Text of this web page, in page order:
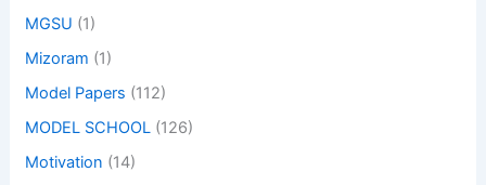
MGSU (1)
Mizoram (1)
Model Papers (112)
MODEL SCHOOL (126)
Motivation (14)